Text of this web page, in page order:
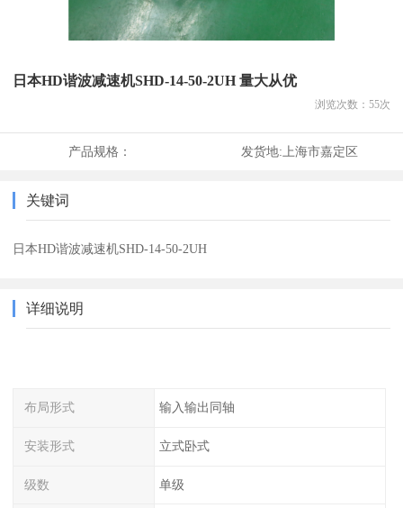
日本HD谐波减速机SHD-14-50-2UH 量大从优
浏览次数： 55次
产品规格： 发货地: 上海市嘉定区
关键词
日本HD谐波减速机SHD-14-50-2UH
详细说明
布局形式 输入输出同轴
安装形式 立式卧式
级数 单级